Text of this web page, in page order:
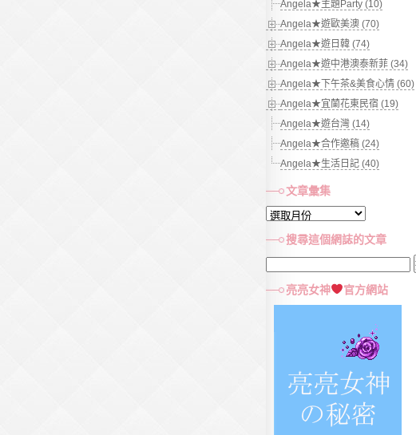
Angela★主題Party (10)
Angela★遊歐美澳 (70)
Angela★遊日韓 (74)
Angela★遊中港澳泰新菲 (34)
Angela★下午茶&美食心情 (60)
Angela★宜蘭花東民宿 (19)
Angela★遊台灣 (14)
Angela★合作邀稿 (24)
Angela★生活日記 (40)
文章彙集
文
彙
集
搜尋這個網誌的文章
關
亮亮女神 官方網站